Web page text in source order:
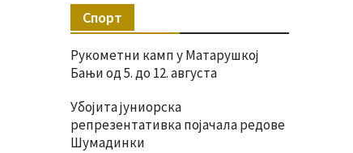
Спорт
Рукометни камп у Матарушкој
Бањи од 5. до 12. августа
Убојита јуниорска
репрезентативка појачала редове
Шумадинки